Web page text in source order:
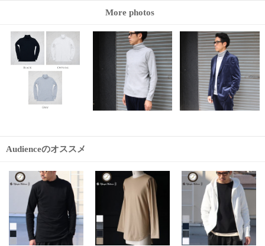
More photos
Audienceのオススメ